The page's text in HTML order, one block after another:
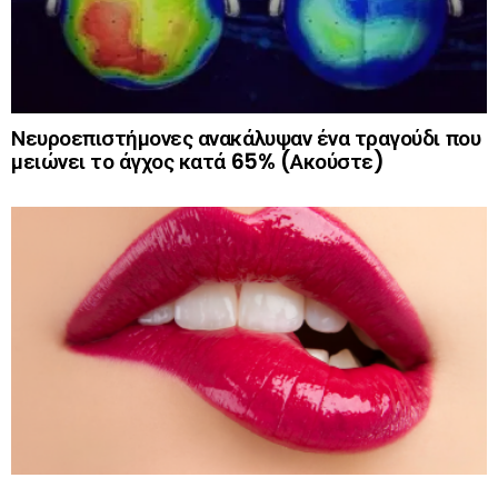
Νευροεπιστήμονες ανακάλυψαν ένα τραγούδι που
μειώνει το άγχος κατά 65% (Ακούστε)